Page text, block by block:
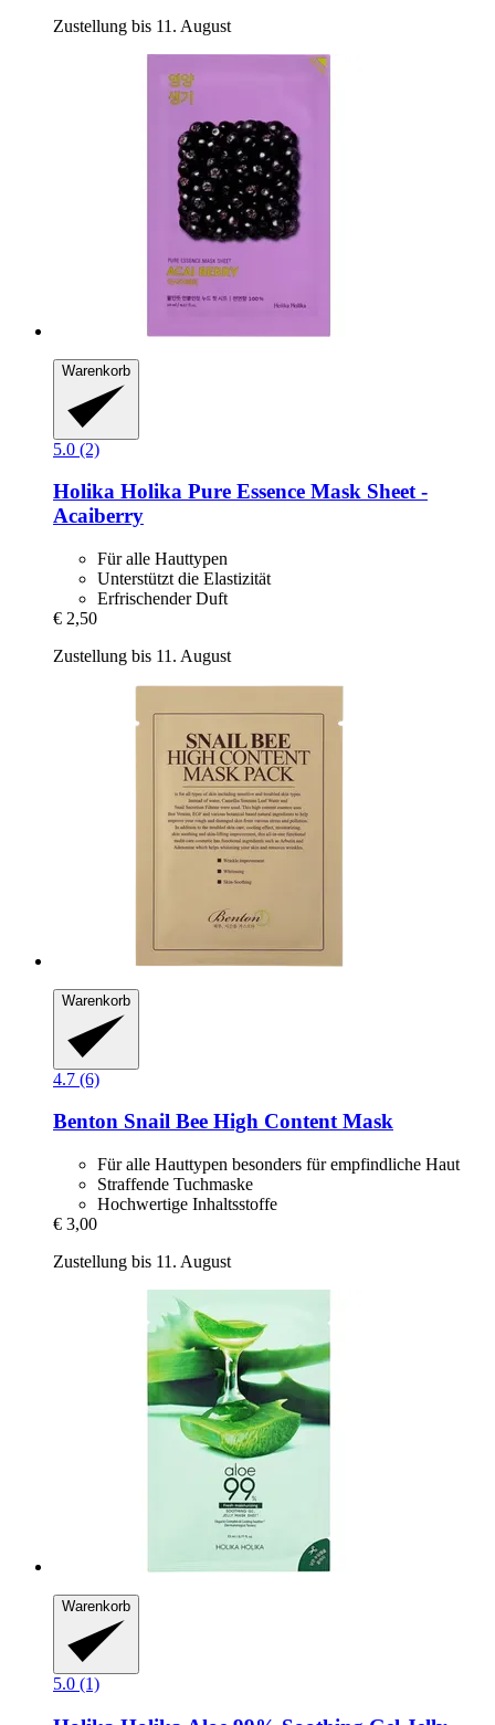
Zustellung bis 11. August
Warenkorb
5.0 (2)
Holika Holika Pure Essence Mask Sheet -​
Acaiberry
Für alle Hauttypen
Unterstützt die Elastizität
Erfrischender Duft
€ 2,50
Zustellung bis 11. August
Warenkorb
4.7 (6)
Benton Snail Bee High Content Mask
Für alle Hauttypen besonders für empfindliche Haut
Straffende Tuchmaske
Hochwertige Inhaltsstoffe
€ 3,00
Zustellung bis 11. August
Warenkorb
5.0 (1)